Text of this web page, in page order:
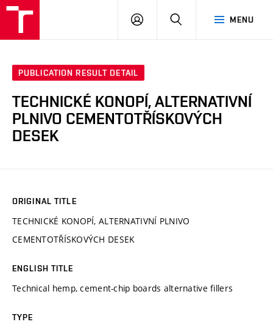
MENU
LOG
SEARCH
PUBLICATION RESULT DETAIL
TECHNICKÉ KONOPÍ, ALTERNATIVNÍ
PLNIVO CEMENTOTŘÍSKOVÝCH
DESEK
ORIGINAL TITLE
TECHNICKÉ KONOPÍ, ALTERNATIVNÍ PLNIVO
CEMENTOTŘÍSKOVÝCH DESEK
ENGLISH TITLE
Technical hemp, cement-chip boards alternative fillers
TYPE